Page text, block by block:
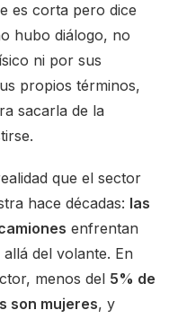
es corta pero dice
hubo diálogo, no
ni por sus
propios términos,
sacarla de la
que el sector
hace décadas: las
enfrentan
del volante. En
menos del 5% de
son mujeres, y